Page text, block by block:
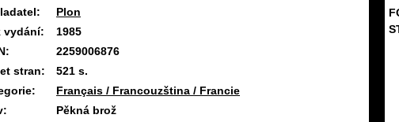
Plon
vydání:
1985
2259006876
stran:
521 s.
Français / Francouzština / Francie
Pěkná brož